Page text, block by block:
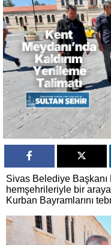
Sivas Belediye Başkanı
hemşehrileriyle bir
Kurban Bayramlarını